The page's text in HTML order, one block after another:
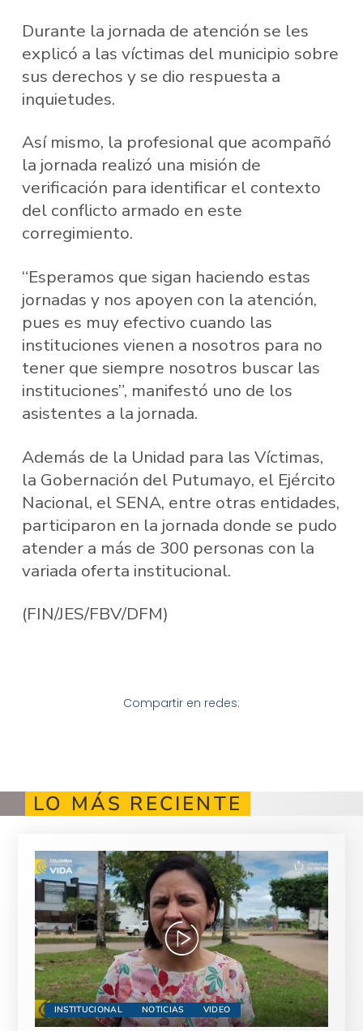
Durante la jornada de atención se les
explicó a las víctimas del municipio sobre
sus derechos y se dio respuesta a
inquietudes.
Así mismo, la profesional que acompañó
la jornada realizó una misión de
verificación para identificar el contexto
del conflicto armado en este
corregimiento.
“Esperamos que sigan haciendo estas
jornadas y nos apoyen con la atención,
pues es muy efectivo cuando las
instituciones vienen a nosotros para no
tener que siempre nosotros buscar las
instituciones”, manifestó uno de los
asistentes a la jornada.
Además de la Unidad para las Víctimas,
la Gobernación del Putumayo, el Ejército
Nacional, el SENA, entre otras entidades,
participaron en la jornada donde se pudo
atender a más de 300 personas con la
variada oferta institucional.
(FIN/JES/FBV/DFM)
Compartir en redes:
LO MÁS RECIENTE
INSTITUCIONAL NOTICIAS VIDEO